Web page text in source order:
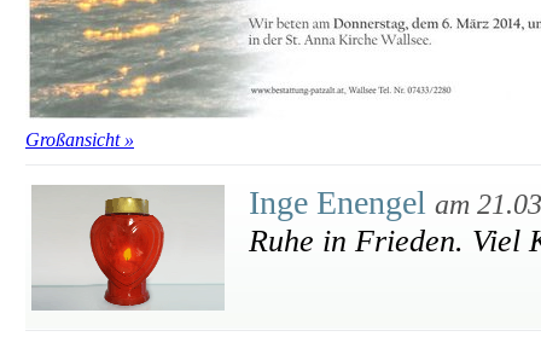
Großansicht »
Inge Enengel am
Ruhe in Frieden. Viel